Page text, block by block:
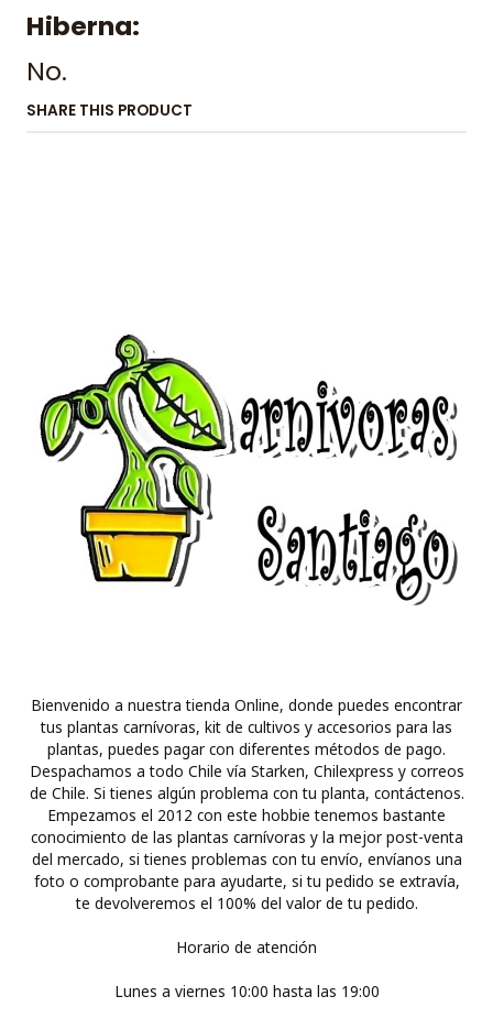
Hiberna:
No.
SHARE THIS PRODUCT
Bienvenido a nuestra tienda Online, donde puedes encontrar
tus plantas carnívoras, kit de cultivos y accesorios para las
plantas, puedes pagar con diferentes métodos de pago.
Despachamos a todo Chile vía Starken, Chilexpress y correos
de Chile. Si tienes algún problema con tu planta, contáctenos.
Empezamos el 2012 con este hobbie tenemos bastante
conocimiento de las plantas carnívoras y la mejor post-venta
del mercado, si tienes problemas con tu envío, envíanos una
foto o comprobante para ayudarte, si tu pedido se extravía,
te devolveremos el 100% del valor de tu pedido.
Horario de atención
Lunes a viernes 10:00 hasta las 19:00